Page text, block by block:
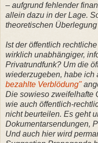
– aufgrund fehlender
allein dazu in der Lage.
theoretischen
Ist der öffentlich
wirklich unabhängiger,
Privatrundfunk? Um die
wiederzugeben, habe ich
bezahlte Verblödung"
Die sowieso zweifelhafte
wie auch öffentlich-
nicht beurteilen. Es geht
Dokumentarsendungen,
Und auch hier wird